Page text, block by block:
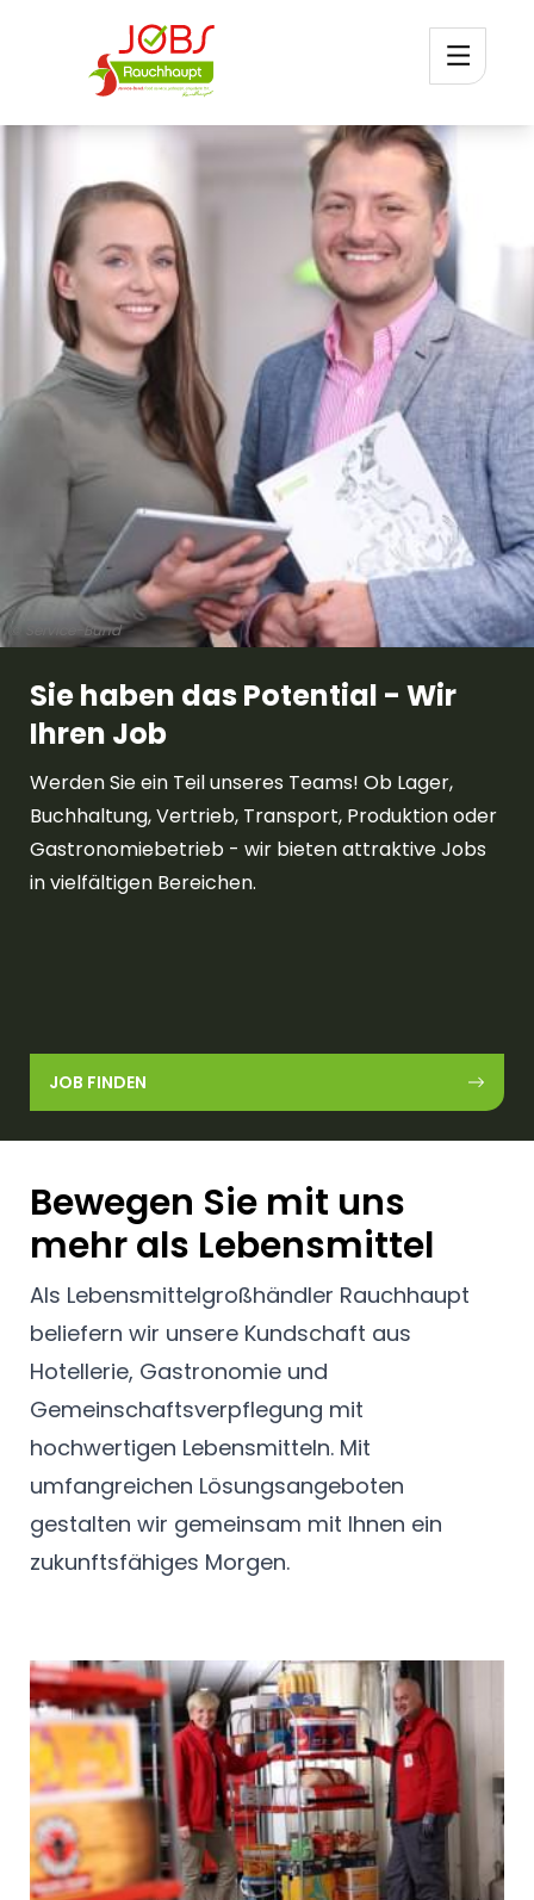
© Service-Bund
Sie haben das Potential - Wir
Ihren Job
Werden Sie ein Teil unseres Teams! Ob Lager,
Buchhaltung, Vertrieb, Transport, Produktion oder
Gastronomiebetrieb - wir bieten attraktive Jobs
in vielfältigen Bereichen.
JOB FINDEN
Bewegen Sie mit uns
mehr als Lebensmittel
Als Lebensmittelgroßhändler Rauchhaupt
beliefern wir unsere Kundschaft aus
Hotellerie, Gastronomie und
Gemeinschaftsverpflegung mit
hochwertigen Lebensmitteln. Mit
umfangreichen Lösungsangeboten
gestalten wir gemeinsam mit Ihnen ein
zukunftsfähiges Morgen.